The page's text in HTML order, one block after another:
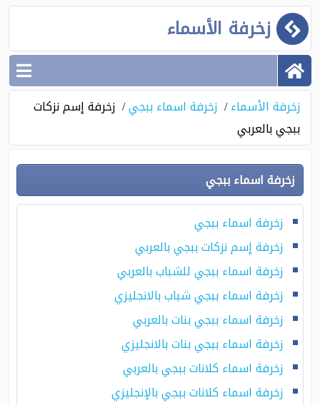
زخرفة الأسماء
زخرفة الأسماء زخرفة اسماء ببجي
زخرفة إسم نزكات
ببجي بالعربي
زخرفة اسماء ببجي
زخرفة اسماء ببجي
زخرفة إسم نزكات ببجي بالعربي
زخرفة اسماء ببجي للشباب بالعربي
زخرفة اسماء ببجي شباب بالانجليزي
زخرفة اسماء ببجي بنات بالعربي
زخرفة اسماء ببجي بنات بالانجليزي
زخرفة اسماء كلانات ببجي بالعربي
زخرفة اسماء كلانات ببجي بالإنجليزي